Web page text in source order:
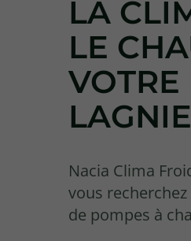
LA
LE
Nacia Clima
vous
de pompes à